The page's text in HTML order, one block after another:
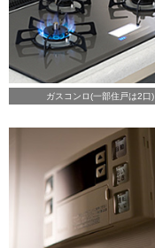
ガスコンロ(一部住戸は2口)